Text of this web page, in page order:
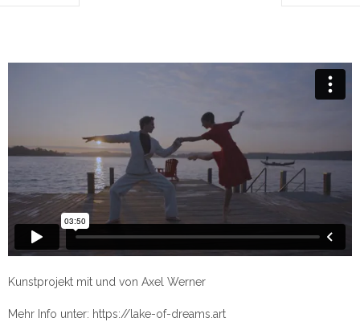
Kunstprojekt mit und von Axel Werner
Mehr Info unter: https://lake-of-dreams.art